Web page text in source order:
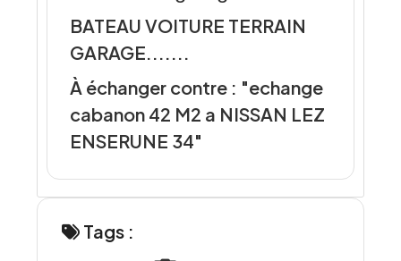
BATEAU VOITURE TERRAIN
GARAGE.......
À échanger contre : "echange
cabanon 42 M2 a NISSAN LEZ
ENSERUNE 34"
Tags :